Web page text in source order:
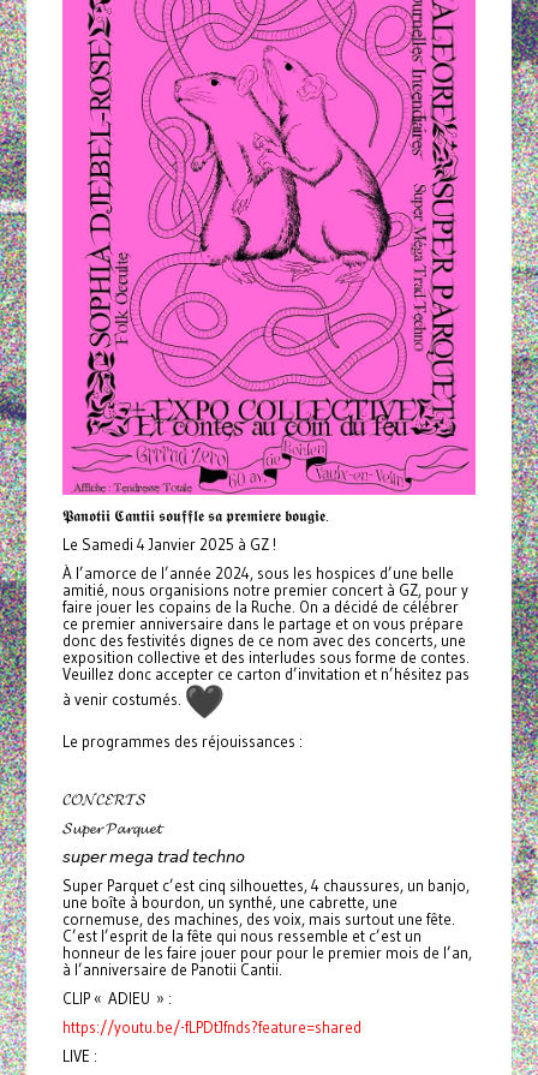
𝕻𝖆𝖓𝖔𝖙𝖎𝖎 𝕮𝖆𝖓𝖙𝖎𝖎 𝖘𝖔𝖚𝖋𝖋𝖑𝖊 𝖘𝖆 𝖕𝖗𝖊𝖒𝖎𝖊𝖗𝖊 𝖇𝖔𝖚𝖌𝖎𝖊.
Le Samedi 4 Janvier 2025 à GZ !
À l’amorce de l’année 2024, sous les hospices d’une belle
amitié, nous organisions notre premier concert à GZ, pour y
faire jouer les copains de la Ruche. On a décidé de célébrer
ce premier anniversaire dans le partage et on vous prépare
donc des festivités dignes de ce nom avec des concerts, une
exposition collective et des interludes sous forme de contes.
Veuillez donc accepter ce carton d’invitation et n’hésitez pas
à venir costumés.
Le programmes des réjouissances :
𝓒𝓞𝓝𝓒𝓔𝓡𝓣𝓢
𝓢𝓾𝓹𝓮𝓻 𝓟𝓪𝓻𝓺𝓾𝓮𝓽
𝘴𝘶𝘱𝘦𝘳 𝘮𝘦𝘨𝘢 𝘵𝘳𝘢𝘥 𝘵𝘦𝘤𝘩𝘯𝘰
Super Parquet c’est cinq silhouettes, 4 chaussures, un banjo,
une boîte à bourdon, un synthé, une cabrette, une
cornemuse, des machines, des voix, mais surtout une fête.
C’est l’esprit de la fête qui nous ressemble et c’est un
honneur de les faire jouer pour pour le premier mois de l’an,
à l’anniversaire de Panotii Cantii.
CLIP « ADIEU » :
https://youtu.be/-fLPDtJfnds?feature=shared
LIVE :